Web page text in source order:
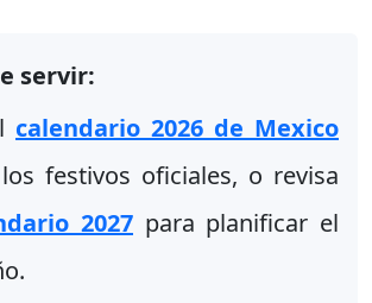
servir:
calendario 2026 de Mexico
festivos oficiales, o revisa
2027 para planificar el